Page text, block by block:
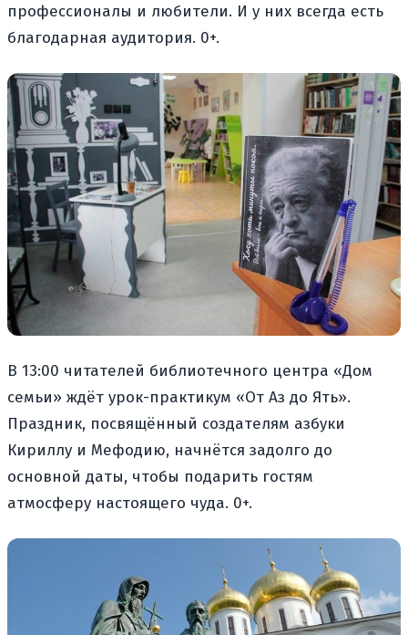
профессионалы и любители. И у них всегда есть
благодарная аудитория. 0+.
В 13:00 читателей библиотечного центра «Дом
семьи» ждёт урок-практикум «От Аз до Ять».
Праздник, посвящённый создателям азбуки
Кириллу и Мефодию, начнётся задолго до
основной даты, чтобы подарить гостям
атмосферу настоящего чуда. 0+.